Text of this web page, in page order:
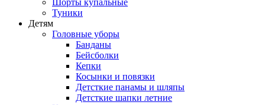
Шорты купальные
Туники
Детям
Головные уборы
Банданы
Бейсболки
Кепки
Косынки и повязки
Детсткие панамы и шляпы
Детсткие шапки летние